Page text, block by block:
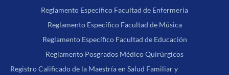
Reglamento Específico Facultad de Enfermería
Reglamento Específico Facultad de Música
Reglamento Específico Facultad de Educación
Reglamento Posgrados Médico Quirúrgicos
Registro Calificado de la Maestría en Salud Familiar y